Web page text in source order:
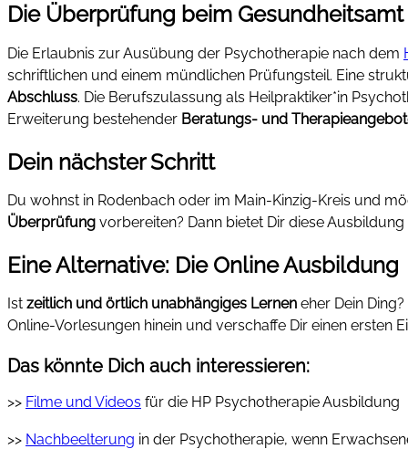
Die Überprüfung beim Gesundheitsamt
Die Erlaubnis zur Ausübung der Psychotherapie nach dem
schriftlichen und einem mündlichen Prüfungsteil. Eine
Abschluss. Die Berufszulassung als Heilpraktiker*in
Erweiterung bestehender Beratungs- und
Dein nächster Schritt
Du wohnst in Rodenbach oder im Main-Kinzig-Kreis und
Überprüfung vorbereiten? Dann bietet Dir diese
Eine Alternative: Die Online Ausbildung
Ist zeitlich und örtlich unabhängiges Lernen eher Dein
Online-Vorlesungen hinein und verschaffe Dir einen ersten
Das könnte Dich auch interessieren:
>> Filme und Videos für die HP Psychotherapie Ausbildung
>> Nachbeelterung in der Psychotherapie, wenn